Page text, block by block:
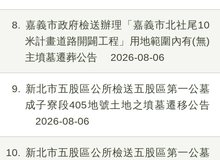
8
嘉義市政府檢送辦理「嘉義市北社尾10
米計畫道路開闢工程」用地範圍內有(無)
主墳墓遷葬公告
2026-08-06
9
新北市五股區公所檢送五股區第一公墓
成子寮段405地號土地之墳墓遷移公告
2026-08-06
10
新北市五股區公所檢送五股區第一公墓